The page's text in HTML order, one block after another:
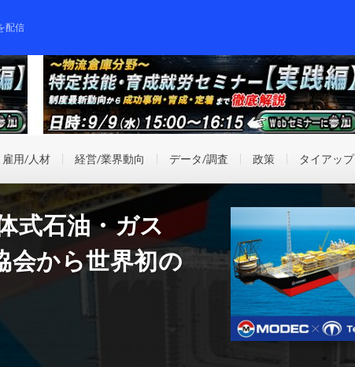
配信
雇用/人材 経営/業界動向 データ/調査 政策 タイアップ
式石油・ガス
会から世界初の